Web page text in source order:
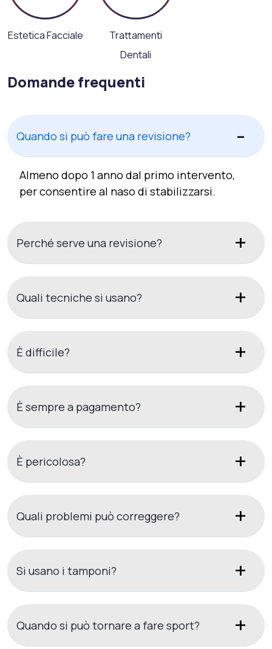
Estetica Facciale
Trattamenti
Dentali
Domande frequenti
Quando si può fare una revisione?
Almeno dopo 1 anno dal primo intervento,
per consentire al naso di stabilizzarsi.
Perché serve una revisione?
Quali tecniche si usano?
È difficile?
È sempre a pagamento?
È pericolosa?
Quali problemi può correggere?
Si usano i tamponi?
Quando si può tornare a fare sport?